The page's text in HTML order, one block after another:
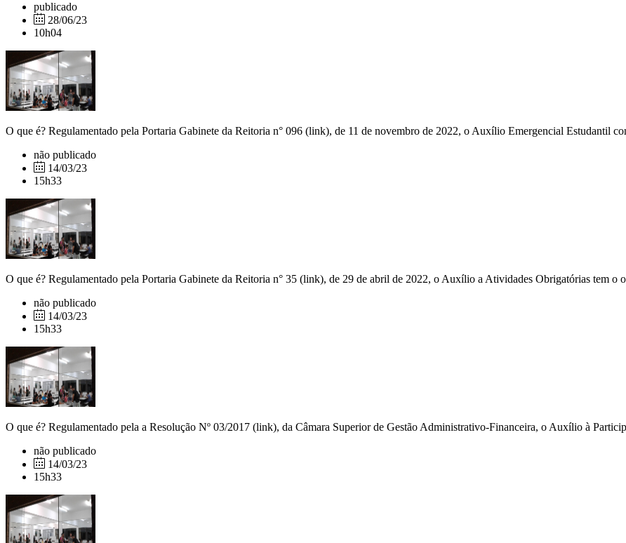
publicado
28/06/23
10h04
O que é? Regulamentado pela Portaria Gabinete da Reitoria n° 096 (link), de 11 de novembro de 2022, o Auxílio Emergencial Estudantil
não publicado
14/03/23
15h33
O que é? Regulamentado pela Portaria Gabinete da Reitoria n° 35 (link), de 29 de abril de 2022, o Auxílio a Atividades Obrigatórias tem o
não publicado
14/03/23
15h33
O que é? Regulamentado pela a Resolução Nº 03/2017 (link), da Câmara Superior de Gestão Administrativo-Financeira, o Auxílio à
não publicado
14/03/23
15h33